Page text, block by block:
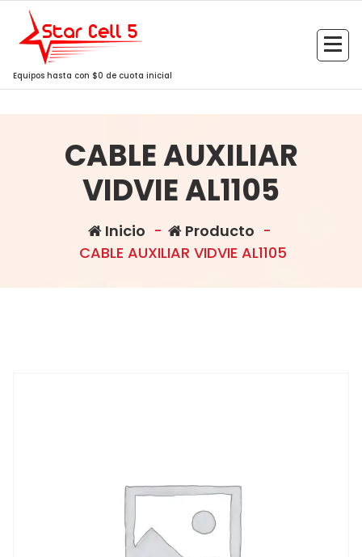
Saltar
contenido
Equipos hasta con $0 de cuota inicial
CABLE AUXILIAR
VIDVIE AL1105
Inicio - Producto -
CABLE AUXILIAR VIDVIE AL1105